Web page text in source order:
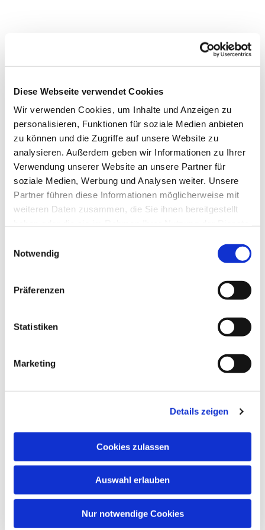
Diese Webseite verwendet Cookies
Wir verwenden Cookies, um Inhalte und Anzeigen zu
personalisieren, Funktionen für soziale Medien anbieten
zu können und die Zugriffe auf unsere Website zu
analysieren. Außerdem geben wir Informationen zu Ihrer
Verwendung unserer Website an unsere Partner für
soziale Medien, Werbung und Analysen weiter. Unsere
Partner führen diese Informationen möglicherweise mit
weiteren Daten zusammen, die Sie ihnen bereitgestellt
Notwendig
Präferenzen
Statistiken
Marketing
Details zeigen
Cookies zulassen
Auswahl erlauben
Nur notwendige Cookies
Dies könnte Sie auch
interessieren